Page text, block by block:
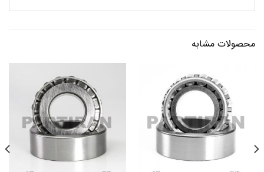
محصولات مشابه